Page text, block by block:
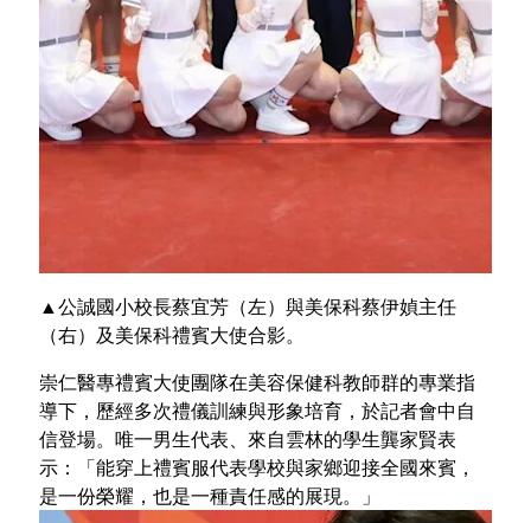
▲公誠國小校長蔡宜芳（左）與美保科蔡伊媜主任
（右）及美保科禮賓大使合影。
崇仁醫專禮賓大使團隊在美容保健科教師群的專業指
導下，歷經多次禮儀訓練與形象培育，於記者會中自
信登場。唯一男生代表、來自雲林的學生龔家賢表
示：「能穿上禮賓服代表學校與家鄉迎接全國來賓，
是一份榮耀，也是一種責任感的展現。」